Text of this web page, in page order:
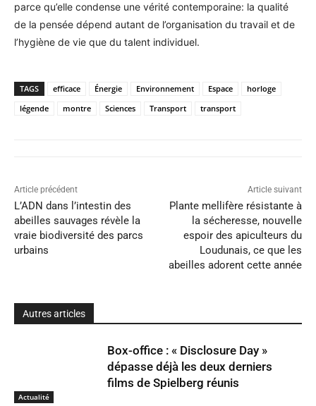
parce qu’elle condense une vérité contemporaine: la qualité
de la pensée dépend autant de l’organisation du travail et de
l’hygiène de vie que du talent individuel.
TAGS efficace Énergie Environnement Espace
horloge
légende
montre Sciences Transport transport
Article précédent
L’ADN dans l’intestin des
abeilles sauvages révèle la
vraie biodiversité des parcs
urbains
Article suivant
Plante mellifère résistante à
la sécheresse, nouvelle
espoir des apiculteurs du
Loudunais, ce que les
abeilles adorent cette année
Autres articles
Actualité
Box-office : « Disclosure Day »
dépasse déjà les deux derniers
films de Spielberg réunis